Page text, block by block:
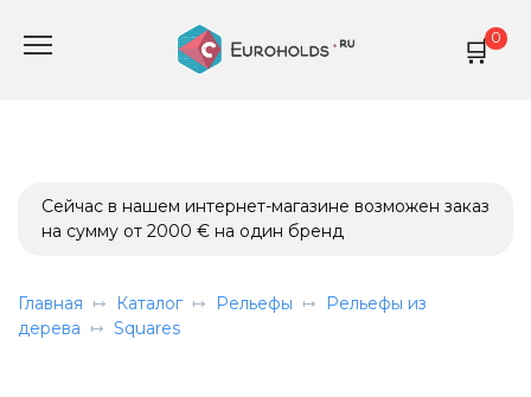
0
Сейчас в нашем интернет-магазине возможен заказ
на сумму от 2000 € на один бренд
Главная Каталог Рельефы
Рельефы из
дерева
Squares